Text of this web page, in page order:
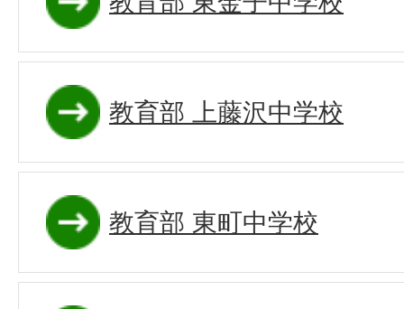
教育部 上藤沢中学校
教育部 東町中学校